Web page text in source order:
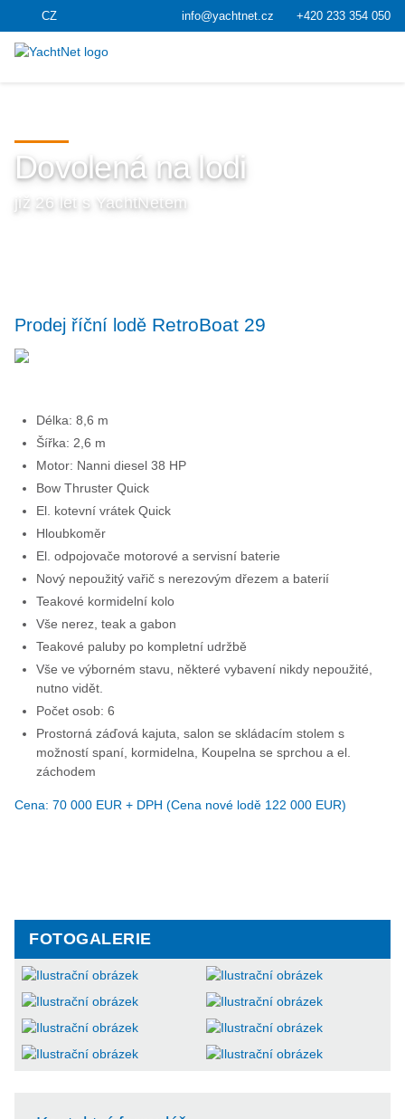
CZ info@yachtnet.cz +420 233 354 050
Dovolená na lodi
již 26 let s YachtNetem
Prodej říční lodě RetroBoat 29
Délka: 8,6 m
Šířka: 2,6 m
Motor: Nanni diesel 38 HP
Bow Thruster Quick
El. kotevní vrátek Quick
Hloubkoměr
El. odpojovače motorové a servisní baterie
Nový nepoužitý vařič s nerezovým dřezem a baterií
Teakové kormidelní kolo
Vše nerez, teak a gabon
Teakové paluby po kompletní udržbě
Vše ve výborném stavu, některé vybavení nikdy nepoužité,
nutno vidět.
Počet osob: 6
Prostorná záďová kajuta, salon se skládacím stolem s
možností spaní, kormidelna, Koupelna se sprchou a el.
záchodem
Cena: 70 000 EUR + DPH (Cena nové lodě 122 000 EUR)
FOTOGALERIE